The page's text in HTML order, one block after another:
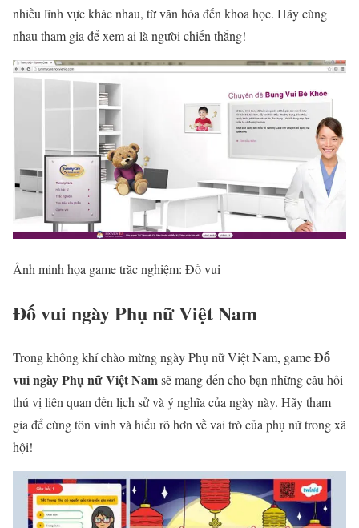
nhiều lĩnh vực khác nhau, từ văn hóa đến khoa học. Hãy cùng
nhau tham gia để xem ai là người chiến thắng!
Ảnh minh họa game trắc nghiệm: Đố vui
Đố vui ngày Phụ nữ Việt Nam
Trong không khí chào mừng ngày Phụ nữ Việt Nam, gameĐố
vui ngày Phụ nữ Việt Namsẽ mang đến cho bạn những câu hỏi
thú vị liên quan đến lịch sử và ý nghĩa của ngày này. Hãy tham
gia để cùng tôn vinh và hiểu rõ hơn về vai trò của phụ nữ trong xã
hội!